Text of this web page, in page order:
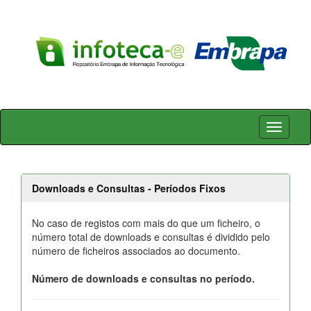
Skip
Downloads e Consultas - Períodos Fixos
No caso de registos com mais do que um ficheiro, o
número total de downloads e consultas é dividido pelo
número de ficheiros associados ao documento.
Número de downloads e consultas no período.